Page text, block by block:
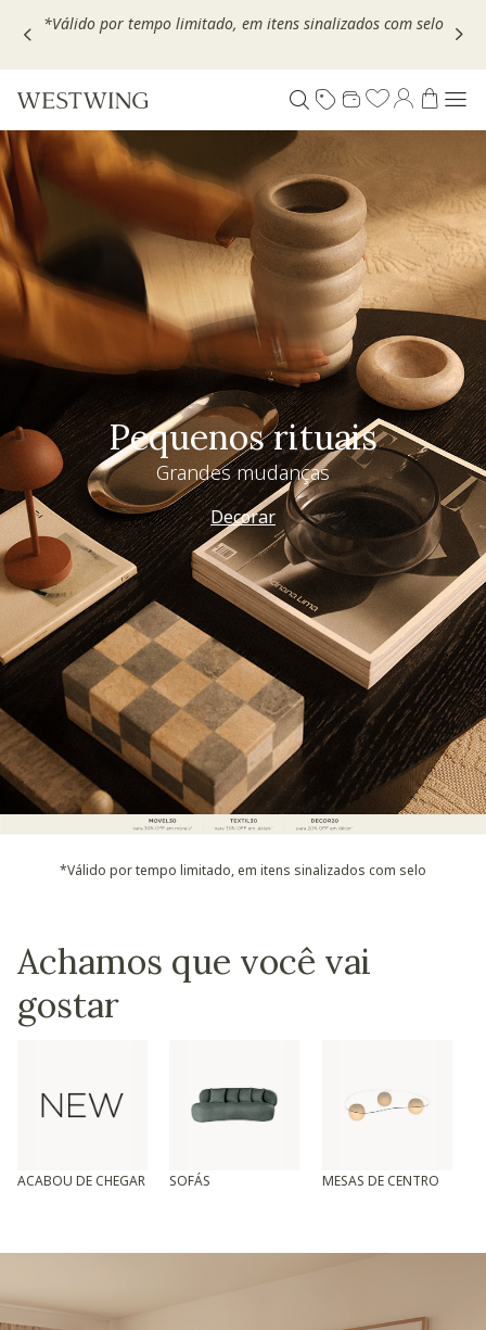
Escolha seu VOUCHER e ganhe até 30% OFF*: useMOVEL30,
Pequenos rituais
Grandes mudanças
Decorar
*Válido por tempo limitado, em itens sinalizados com selo
Achamos que você vai
gostar
ACABOU DE CHEGAR SOFÁS MESAS DE CENTRO